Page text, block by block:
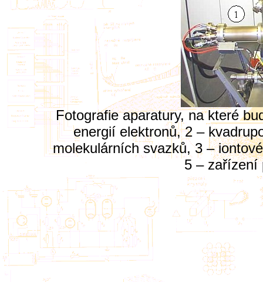
Fotografie aparatury, na které
energií elektronů, 2 –
molekulárních svazků, 3 –
5 – zařízení